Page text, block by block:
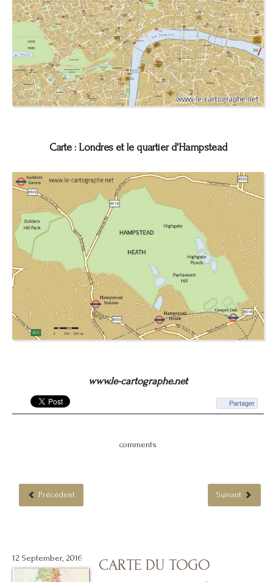
Carte : Londres et le quartier d'Hampstead
www.le-cartographe.net
Partager
comments
Précédent Suivant
12 September, 2016 CARTE DU TOGO